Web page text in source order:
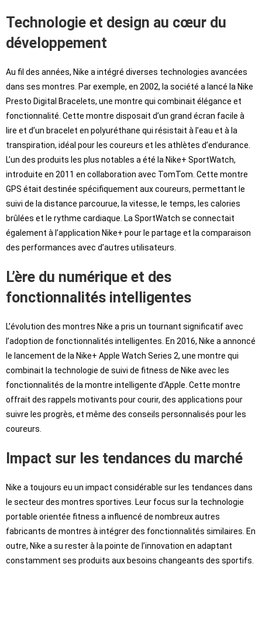
Technologie et design au cœur du
développement
Au fil des années, Nike a intégré diverses technologies avancées
dans ses montres. Par exemple, en 2002, la société a lancé la Nike
Presto Digital Bracelets, une montre qui combinait élégance et
fonctionnalité. Cette montre disposait d’un grand écran facile à
lire et d’un bracelet en polyuréthane qui résistait à l’eau et à la
transpiration, idéal pour les coureurs et les athlètes d’endurance.
L’un des produits les plus notables a été la Nike+ SportWatch,
introduite en 2011 en collaboration avec TomTom. Cette montre
GPS était destinée spécifiquement aux coureurs, permettant le
suivi de la distance parcourue, la vitesse, le temps, les calories
brûlées et le rythme cardiaque. La SportWatch se connectait
également à l’application Nike+ pour le partage et la comparaison
des performances avec d’autres utilisateurs.
L’ère du numérique et des
fonctionnalités intelligentes
L’évolution des montres Nike a pris un tournant significatif avec
l’adoption de fonctionnalités intelligentes. En 2016, Nike a annoncé
le lancement de la Nike+ Apple Watch Series 2, une montre qui
combinait la technologie de suivi de fitness de Nike avec les
fonctionnalités de la montre intelligente d’Apple. Cette montre
offrait des rappels motivants pour courir, des applications pour
suivre les progrès, et même des conseils personnalisés pour les
coureurs.
Impact sur les tendances du marché
Nike a toujours eu un impact considérable sur les tendances dans
le secteur des montres sportives. Leur focus sur la technologie
portable orientée fitness a influencé de nombreux autres
fabricants de montres à intégrer des fonctionnalités similaires. En
outre, Nike a su rester à la pointe de l’innovation en adaptant
constamment ses produits aux besoins changeants des sportifs.